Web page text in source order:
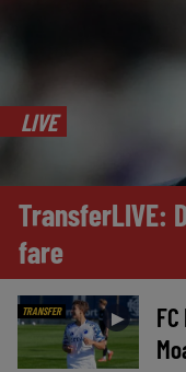
LIVE
TransferLIVE:
fare
TRANSFER ►